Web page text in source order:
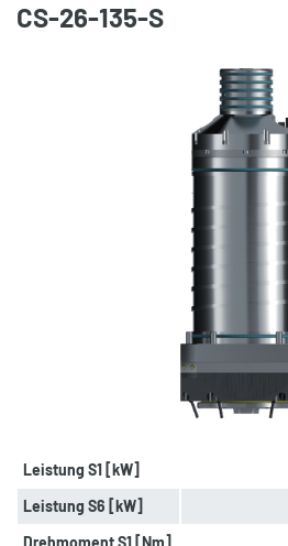
CS-26-135-S
Leistung S1 [kW]
Leistung S6 [kW]
Drehmoment S1 [Nm]